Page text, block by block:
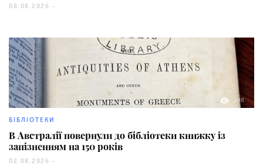
08.08.2026 -
248
БІБЛІОТЕКИ
В Австралії повернули до бібліотеки книжку із
запізненням на 150 років
02.08.2026 -